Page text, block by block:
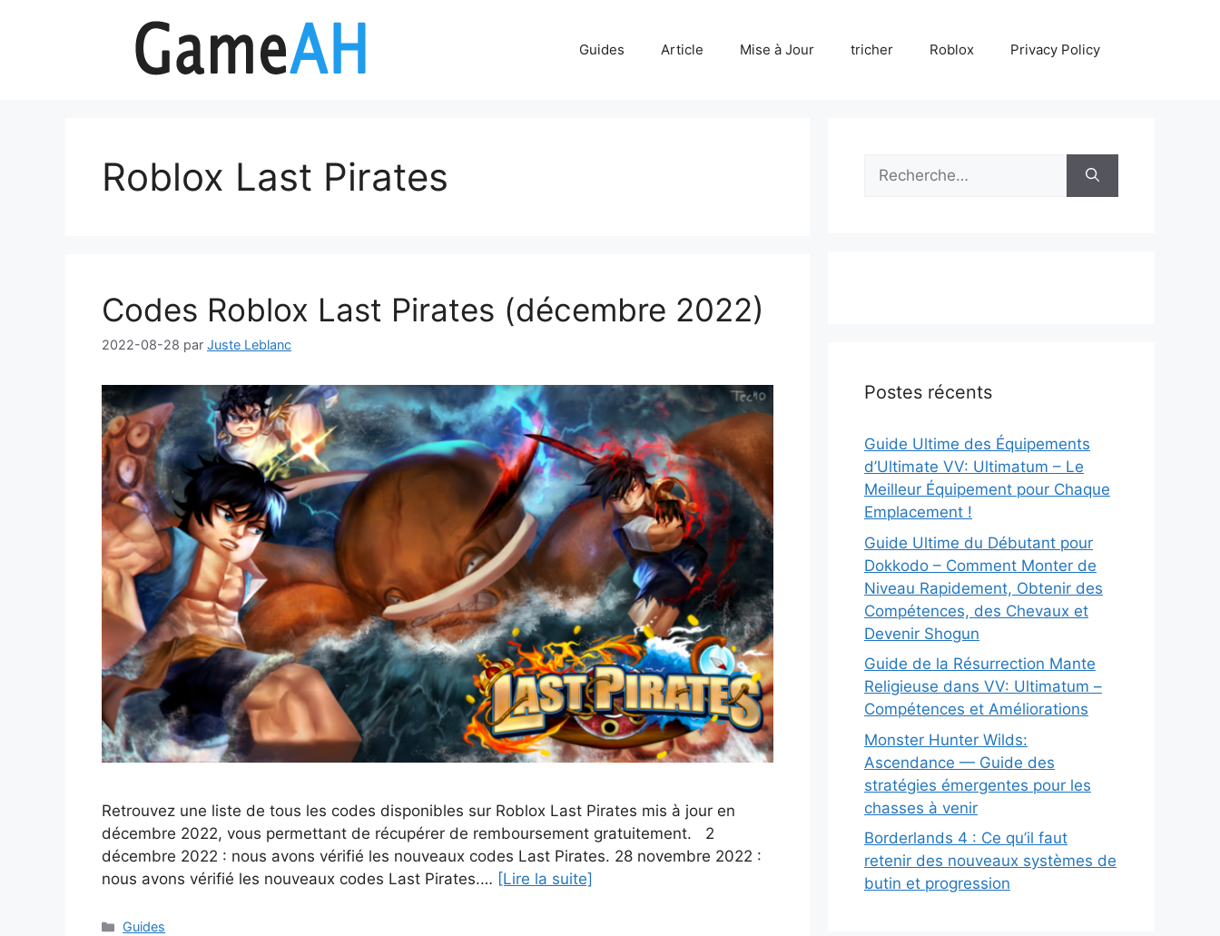
Guides Article Mise à Jour tricher Roblox Privacy Policy
Roblox Last Pirates
Codes Roblox Last Pirates (décembre 2022)
2022-08-28 par Juste Leblanc
Retrouvez une liste de tous les codes disponibles sur Roblox Last Pirates mis à jour en
décembre 2022, vous permettant de récupérer de remboursement gratuitement. 2
décembre 2022 : nous avons vérifié les nouveaux codes Last Pirates. 28 novembre 2022 :
nous avons vérifié les nouveaux codes Last Pirates.… [Lire la suite]
Catégories
Guides
Rechercher :
Postes récents
Guide Ultime des Équipements
d’Ultimate VV: Ultimatum – Le
Meilleur Équipement pour Chaque
Emplacement !
Guide Ultime du Débutant pour
Dokkodo – Comment Monter de
Niveau Rapidement, Obtenir des
Compétences, des Chevaux et
Devenir Shogun
Guide de la Résurrection Mante
Religieuse dans VV: Ultimatum –
Compétences et Améliorations
Monster Hunter Wilds:
Ascendance — Guide des
stratégies émergentes pour les
chasses à venir
Borderlands 4 : Ce qu’il faut
retenir des nouveaux systèmes de
butin et progression